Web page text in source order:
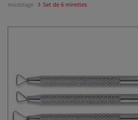
modelage
Set de 6 mirettes